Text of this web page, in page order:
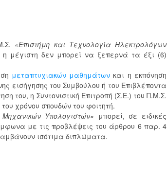
«Επιστήμη και Τεχνολογία Ηλεκτρολόγων
μέγιστη δεν μπορεί να ξεπερνά τα έξι (6)
μεταπτυχιακών μαθημάτων και η εκπόνηση
εισήγησης του Συμβούλου ή του Επιβλέποντα
του, η Συντονιστική Επιτροπή (Σ.Ε.) του Π.Μ.Σ.
χρόνου σπουδών του φοιτητή.
Υπολογιστών» μπορεί, σε ειδικές
με τις προβλέψεις του άρθρου 6 παρ. 4
ισότιμα διπλώματα.